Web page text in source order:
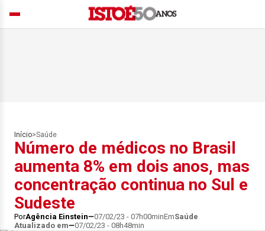
Início>Saúde
Número de médicos no Brasil
aumenta 8% em dois anos, mas
concentração continua no Sul e
Sudeste
PorAgência Einstein 07/02/23 - 07h00minEmSaúde
Atualizado em
07/02/23 - 08h48min